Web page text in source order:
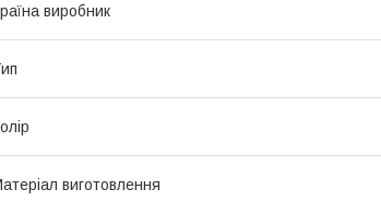
виробник
виготовлення